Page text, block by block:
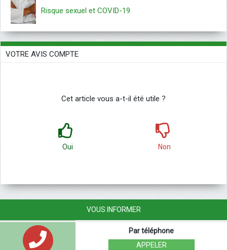
Risque sexuel et COVID-19
VOTRE AVIS COMPTE
Cet article vous a-t-il été utile ?
Oui Non
VOUS INFORMER
Par téléphone
APPELER